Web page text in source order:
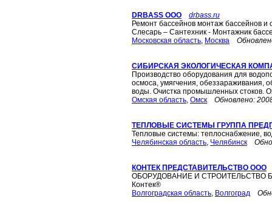
DRBASS ООО
drbass.ru
Ремонт бассейнов монтаж бассейнов и
Слесарь – Сантехник - Монтажник
Московская область, Москва
СИБИРСКАЯ ЭКОЛОГИЧЕСКАЯ
Производство оборудования для
осмоса, умягчения, обеззараживания,
воды. Очистка промышленных стоков.
Омская область, Омск Обновлено:
ТЕПЛОВЫЕ СИСТЕМЫ ГРУППА
Тепловые системы: теплоснабжение,
Челябинская область, Челябинск
КОНТЕК ПРЕДСТАВИТЕЛЬСТВО ООО
ОБОРУДОВАНИЕ И СТРОИТЕЛЬСТВО
Контек®
Волгоградская область, Волгоград